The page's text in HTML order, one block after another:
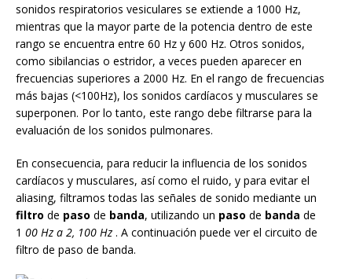
sonidos respiratorios vesiculares se extiende a 1000 Hz,
mientras que la mayor parte de la potencia dentro de este
rango se encuentra entre 60 Hz y 600 Hz. Otros sonidos,
como sibilancias o estridor, a veces pueden aparecer en
frecuencias superiores a 2000 Hz. En el rango de frecuencias
más bajas (<100Hz), los sonidos cardíacos y musculares se
superponen. Por lo tanto, este rango debe filtrarse para la
evaluación de los sonidos pulmonares.
En consecuencia, para reducir la influencia de los sonidos
cardíacos y musculares, así como el ruido, y para evitar el
aliasing, filtramos todas las señales de sonido mediante un
filtro de paso de banda, utilizando un paso de banda de
1 00 Hz a 2, 100 Hz . A continuación puede ver el circuito de
filtro de paso de banda.